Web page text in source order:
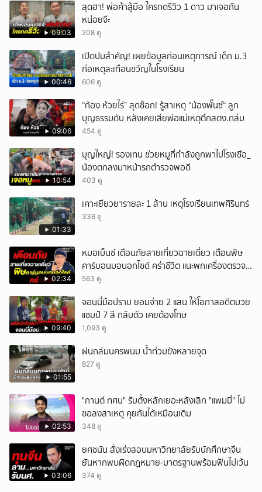
09:03
สุดฮา! พ่อค้าสู้มือ ใครกดรีวิว 1 ดาว มาเจอกัน
หน่อยจ๊ะ
208 ดู
00:46
เปิดปมสำคัญ! เผยข้อมูลก่อนเหตุการณ์ เด็ก ม.3
ก่อเหตุสะเทือนขวัญในโรงเรียน
606 ดู
09:06
“ก้อง ห้วยไร่” สุดช็อก! รู้สาเหตุ “น้องพั๊นซ์“ ลูก
บุญธรรมดับ หลังเคยเสียพ่อแม่เหตุตึกสตง.ถล่ม
454 ดู
10:54
บุญใหญ่! รองเทน ช่วยหมูที่กำลังถูกพาไปโรงเชือ_
น้องตกลงมาหน้ารถตำรวจพอดี
403 ดู
01:33
เคาะเยียวยารายละ 1 ล้าน เหตุโรงเรียนเทพศิรินทร์
336 ดู
02:34
หมอเบ็นซ์ เตือนภัยสายเที่ยวฉายเดี่ยว เตือนพิษ
คาร์บอนมอนอกไซด์ คร่าชีวิต แนะพกเครื่องตรวจ
วัดติดตัว
563 ดู
09:40
จอนนี่มือปราบ ยอมจ่าย 2 แสน ให้โอกาสอดีตมวย
แชมป์ 7 สี กลับตัว เคยต้องโทษ
1,093 ดู
01:55
ฝนถล่มนครพนม น้ำท่วมขังหลายจุด
827 ดู
02:53
"กานต์ ทศน" รับตั้งหลักเยอะหลังเลิก "แพมมี่" ไม่
ขอลงสาเหตุ คุยกันได้เหมือนเดิม
348 ดู
03:06
ยศชนัน สั่งเร่งสอบมหาวิทยาลัยรับนักศึกษาจีน
ยันหากพบผิดกฎหมาย-มาตรฐานพร้อมฟันไม่เว้น
374 ดู